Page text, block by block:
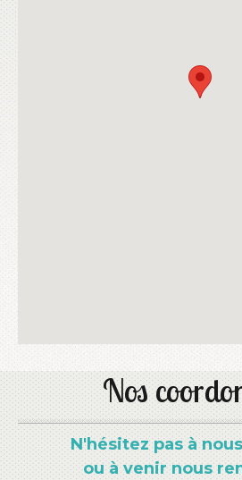
Nos
N'hésitez pas à
ou à venir nous